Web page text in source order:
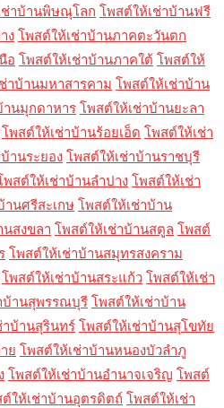
ช่าบ้านพิษณุโลก โพสต์ให้เช่าบ้านฟรี
ง โพสต์ให้เช่าบ้านภาคตะวันตก
อ โพสต์ให้เช่าบ้านภาคใต้ โพสต์ให้
าบ้านมหาสารคาม โพสต์ให้เช่าบ้าน
านมุกดาหาร โพสต์ให้เช่าบ้านยะลา
โพสต์ให้เช่าบ้านร้อยเอ็ด โพสต์ให้เช่า
านระยอง โพสต์ให้เช่าบ้านราชบุรี
พสต์ให้เช่าบ้านลำปาง โพสต์ให้เช่า
านศรีสะเกษ โพสต์ให้เช่าบ้าน
นสงขลา โพสต์ให้เช่าบ้านสตูล โพสต์
โพสต์ให้เช่าบ้านสมุทรสงคราม
โพสต์ให้เช่าบ้านสระแก้ว โพสต์ให้เช่า
บ้านสุพรรณบุรี โพสต์ให้เช่าบ้าน
าบ้านสุรินทร์ โพสต์ให้เช่าบ้านสุโขทัย
ย โพสต์ให้เช่าบ้านหนองบัวลำภู
โพสต์ให้เช่าบ้านอำนาจเจริญ โพสต์
ให้เช่าบ้านอุตรดิตถ์ โพสต์ให้เช่า